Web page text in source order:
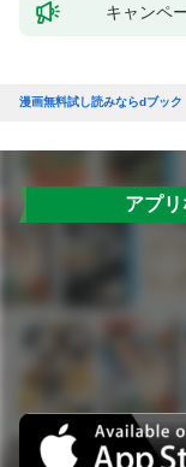
キャンペ
漫画無料試し読みならdブック
アプ